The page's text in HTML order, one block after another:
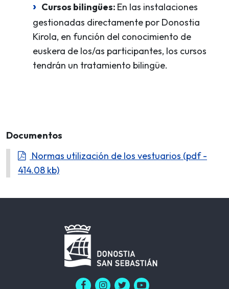
Cursos bilingües: En las instalaciones
gestionadas directamente por Donostia
Kirola, en función del conocimiento de
euskera de los/as participantes, los cursos
tendrán un tratamiento bilingüe.
Documentos
Normas utilización de los vestuarios (pdf -
414.08 kb)